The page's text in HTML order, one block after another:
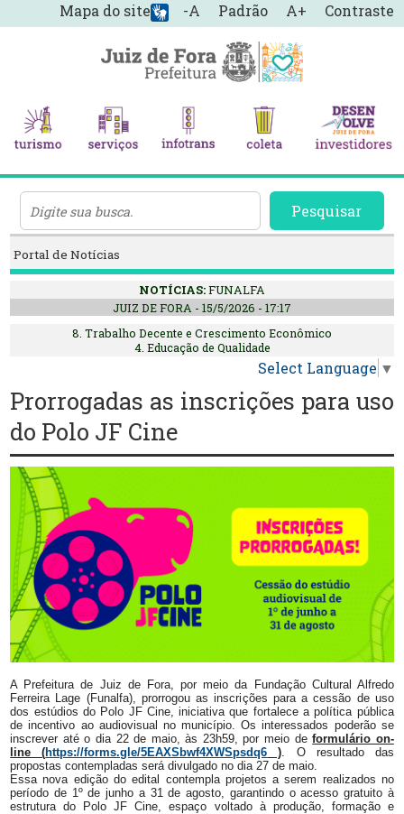
-A Padrão A+ Contraste
Mapa do site
Pesquisar
Portal de Notícias
NOTÍCIAS:FUNALFA
JUIZ DE FORA - 15/5/2026 - 17:17
8. Trabalho Decente e Crescimento Econômico
4. Educação de Qualidade
Select Language ▼
Prorrogadas as inscrições para uso
do Polo JF Cine
A Prefeitura de Juiz de Fora, por meio da Fundação Cultural Alfredo
Ferreira Lage (Funalfa), prorrogou as inscrições para a cessão de uso
dos estúdios do Polo JF Cine, iniciativa que fortalece a política pública
de incentivo ao audiovisual no município. Os interessados poderão se
inscrever até o dia 22 de maio, às 23h59, por meio deformulário on-
line (https://forms.gle/5EAXSbwf4XWSpsdq6 ). O resultado das
propostas contempladas será divulgado no dia 27 de maio.
Essa nova edição do edital contempla projetos a serem realizados no
período de 1º de junho a 31 de agosto, garantindo o acesso gratuito à
estrutura do Polo JF Cine, espaço voltado à produção, formação e